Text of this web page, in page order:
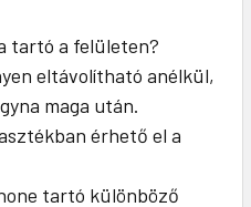
tartó a felületen?
eltávolítható anélkül,
maga után.
érhető el a
tartó különböző